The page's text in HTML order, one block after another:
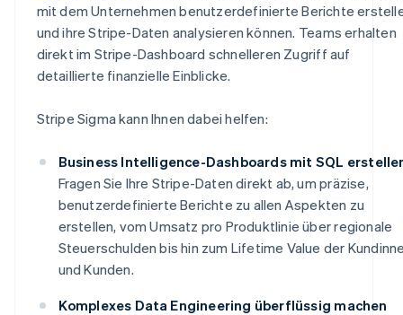
mit dem Unternehmen benutzerdefinierte Berichte
und ihre Stripe-Daten analysieren können. Teams erhalten
direkt im Stripe-Dashboard schnelleren Zugriff auf
detaillierte finanzielle Einblicke.
Stripe Sigma kann Ihnen dabei helfen:
Business Intelligence-Dashboards mit SQL
Fragen Sie Ihre Stripe-Daten direkt ab, um präzise,
benutzerdefinierte Berichte zu allen Aspekten zu
erstellen, vom Umsatz pro Produktlinie über regionale
Steuerschulden bis hin zum Lifetime Value der
und Kunden.
Komplexes Data Engineering überflüssig machen